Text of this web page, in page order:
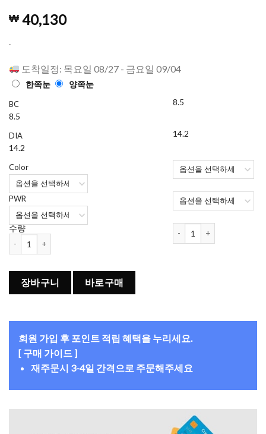
고객 평가
를 기준으
점에
₩ 40,130
.
도착일정: 목요일 08/27 - 금요일 09/04
한쪽눈 양쪽눈
BC
8.5
DIA
14.2
Color
PWR
수량
프레쉬콘 얼루어링 아이즈 (4가지색) (30개들이) 수량
8.5
14.2
프레쉬콘 얼루어링 아이즈
장바구니 바로구매
회원 가입 후 포인트 적립 혜택을 누리세요.
[ 구매 가이드 ]
재주문시 3-4일 간격으로 주문해주세요